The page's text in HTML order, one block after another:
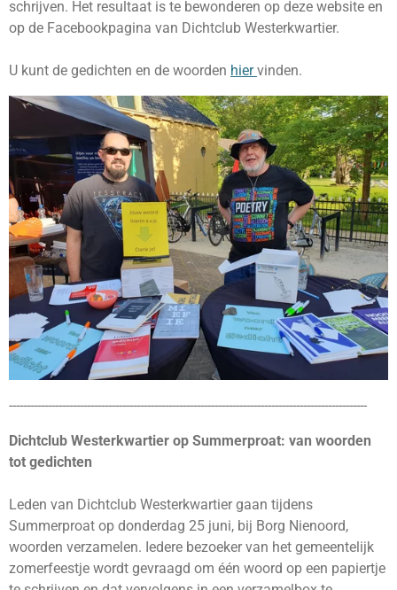
schrijven. Het resultaat is te bewonderen op deze website en
op de Facebookpagina van Dichtclub Westerkwartier.
U kunt de gedichten en de woorden hiervinden.
-----------------------------------------------------------------------------------------------------
Dichtclub Westerkwartier op Summerproat: van woorden
tot gedichten
Leden van Dichtclub Westerkwartier gaan tijdens
Summerproat op donderdag 25 juni, bij Borg Nienoord,
woorden verzamelen. Iedere bezoeker van het gemeentelijk
zomerfeestje wordt gevraagd om één woord op een papiertje